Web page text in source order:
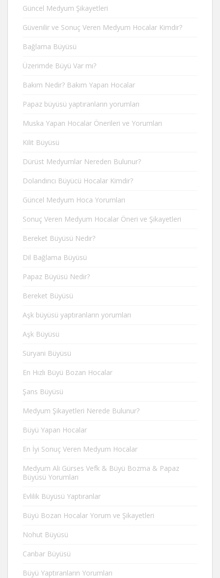
Güncel Medyum Şikayetleri
Güvenilir ve Sonuç Veren Medyum Hocalar Kimdir?
Bağlama Büyüsü
Üzerimde Büyü Var mı?
Bakım Nedir? Bakım Yapan Hocalar
Papaz büyüsü yaptıranların yorumları
Muska Yapan Hocalar Önerileri ve Yorumları
Kilit Büyüsü
Dürüst Medyumlar Nereden Bulunur?
Dolandırıcı Büyücü Hocalar Kimdir?
Güncel Medyum Hoca Yorumları
Sonuç Veren Medyum Hocalar Öneri ve Şikayetleri
Bereket Büyüsü Nedir?
Dil Bağlama Büyüsü
Papaz Büyüsü Nedir?
Bereket Büyüsü
Aşk büyüsü yaptıranların yorumları
Aşk Büyüsü
Süryani Büyüsü
En Hızlı Büyü Bozan Hocalar
Şans Büyüsü
Medyum Şikayetleri Nerede Bulunur?
Büyü Yapan Hocalar
En İyi Sonuç Veren Medyum Hocalar
Medyum Ali Gürses Vefk & Büyü Bozma & Papaz
Büyüsü Yorumları
Evlilik Büyüsü Yaptıranlar
Büyü Bozan Hocalar Yorum ve Şikayetleri
Nohut Büyüsü
Canbar Büyüsü
Büyü Yaptıranların Yorumları